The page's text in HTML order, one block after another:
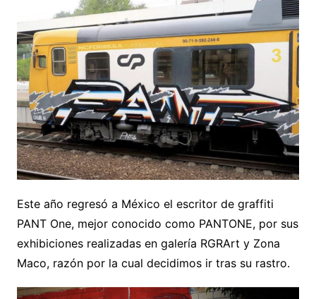
Este año regresó a México el escritor de graffiti
PANT One, mejor conocido como PANTONE, por sus
exhibiciones realizadas en galería RGRArt y Zona
Maco, razón por la cual decidimos ir tras su rastro.